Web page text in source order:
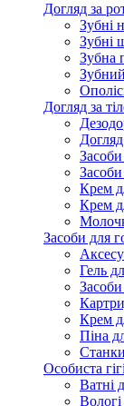
Догляд за
Зубні
Зубні
Зубна
Догляд за
Засоби
Крем
Крем
Засоби для
Гель
Засоби
Крем
Піна
Особиста
Ватні